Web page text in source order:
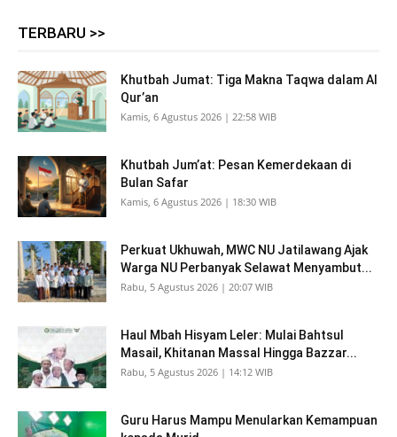
TERBARU >>
Khutbah Jumat: Tiga Makna Taqwa dalam Al
Qur’an
Kamis, 6 Agustus 2026 | 22:58 WIB
Khutbah Jum’at: Pesan Kemerdekaan di
Bulan Safar
Kamis, 6 Agustus 2026 | 18:30 WIB
Perkuat Ukhuwah, MWC NU Jatilawang Ajak
Warga NU Perbanyak Selawat Menyambut...
Rabu, 5 Agustus 2026 | 20:07 WIB
Haul Mbah Hisyam Leler: Mulai Bahtsul
Masail, Khitanan Massal Hingga Bazzar...
Rabu, 5 Agustus 2026 | 14:12 WIB
Guru Harus Mampu Menularkan Kemampuan